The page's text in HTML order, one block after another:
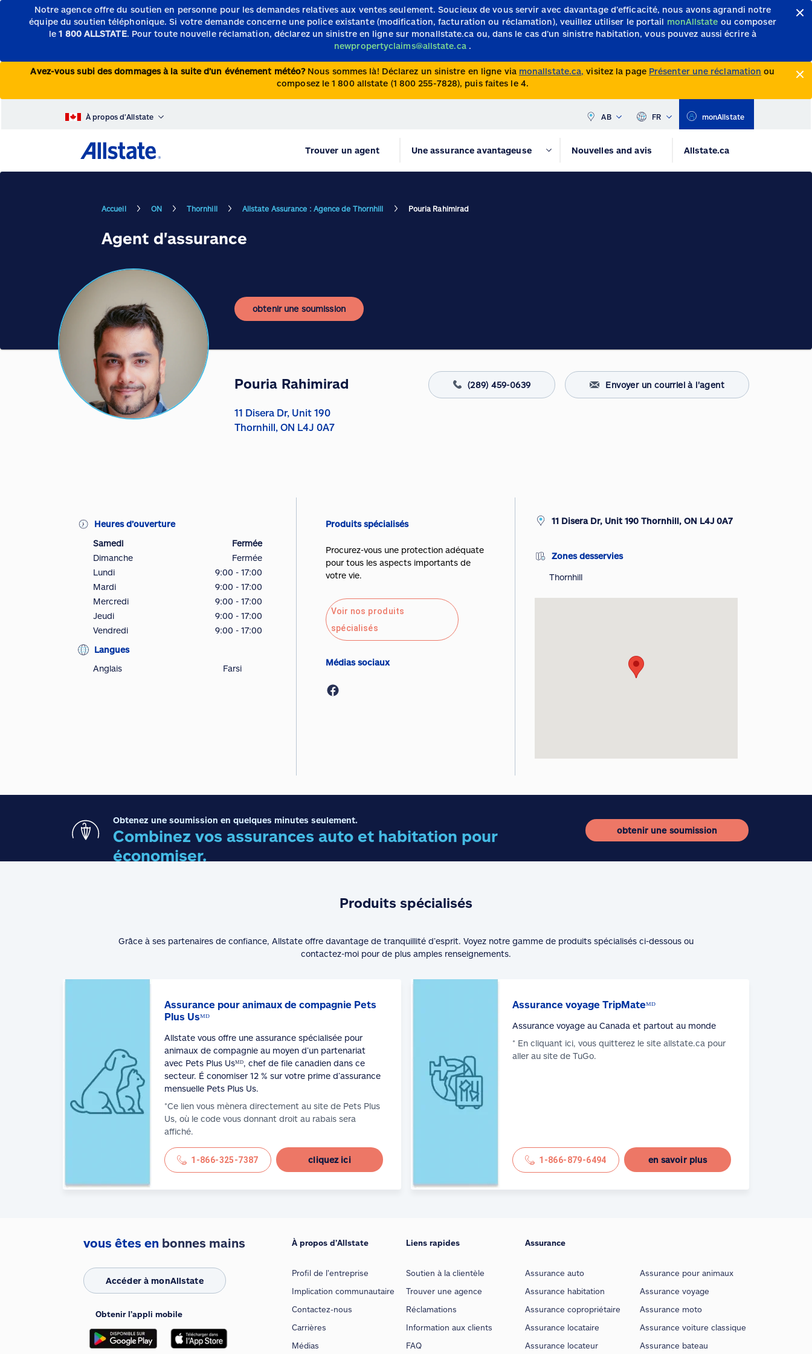
Notre agence offre du soutien en personne pour les demandes relatives aux ventes seulement.Soucieux de vous servir avec davantage d’efficacité, nous avons agrandi notre
équipe du soutien téléphonique.Si votre demande concerne une police existante (modification, facturation ou réclamation), veuillez utiliser le portail monAllstate ou composer
le1 800 ALLSTATE. Pour toute nouvelle réclamation, déclarez un sinistre en ligne sur monallstate.ca ou, dans le cas d’un sinistre habitation, vous pouvez aussi écrire à
newpropertyclaims@allstate.ca .
Avez-vous subi des dommages à la suite d’un événement météo? Nous sommes là! Déclarez un sinistre en ligne via monallstate.ca, visitez la page Présenter une réclamation ou
composez le 1 800 allstate (1 800 255-7828), puis faites le 4.
À propos d’Allstate AB FR monAllstate
Trouver un agent Une assurance avantageuse Nouvelles and avis Allstate.ca
Accueil ON Thornhill Allstate Assurance : Agence de Thornhill Pouria Rahimirad
Agent d'assurance
obtenir une soumission
Pouria Rahimirad (289) 459-0639 Envoyer un courriel à l'agent
11 Disera Dr, Unit 190
Thornhill, ON L4J 0A7
Heures d’ouverture
Samedi
Fermée
Dimanche
Fermée
Lundi
9:00 - 17:00
Mardi
9:00 - 17:00
Mercredi
9:00 - 17:00
Jeudi
9:00 - 17:00
Vendredi
9:00 - 17:00
Langues
Anglais
Farsi
Produits spécialisés
Procurez-vous une protection adéquate
pour tous les aspects importants de
votre vie.
Voir nos produits
spécialisés
Médias sociaux
11 Disera Dr, Unit 190 Thornhill, ON L4J 0A7
Zones desservies
Thornhill
Obtenez une soumission en quelques minutes seulement.
Combinez vos assurances auto et habitation pour
économiser.
obtenir une soumission
Produits spécialisés
Grâce à ses partenaires de confiance, Allstate offre davantage de tranquillité d’esprit. Voyez notre gamme de produits spécialisés ci-dessous ou
contactez-moi pour de plus amples renseignements.
Assurance pour animaux de compagnie Pets
Plus Usᴹᴰ
Allstate vous offre une assurance spécialisée pour
animaux de compagnie au moyen d’un partenariat
avec Pets Plus Usᴹᴰ, chef de file canadien dans ce
secteur. É conomiser 12 % sur votre prime d’assurance
mensuelle Pets Plus Us.
*Ce lien vous mènera directement au site de Pets Plus
Us, où le code vous donnant droit au rabais sera
affiché.
1-866-325-7387 cliquez ici
Assurance voyage TripMateᴹᴰ
Assurance voyage au Canada et partout au monde
* En cliquant ici, vous quitterez le site allstate.ca pour
aller au site de TuGo.
1-866-879-6494 en savoir plus
vous êtes en bonnes mains
Accéder à monAllstate
Obtenir l’appli mobile
À propos d’Allstate
Profil de l’entreprise
Implication communautaire
Contactez-nous
Carrières
Médias
Liens rapides
Soutien à la clientèle
Trouver une agence
Réclamations
Information aux clients
FAQ
Assurance
Assurance auto
Assurance habitation
Assurance copropriétaire
Assurance locataire
Assurance locateur
Assurance pour animaux
Assurance voyage
Assurance moto
Assurance voiture classique
Assurance bateau
We use cookies and similar technologies
personalized customer experience and to
improve our website. By continuing to use
this site without changing your settings,